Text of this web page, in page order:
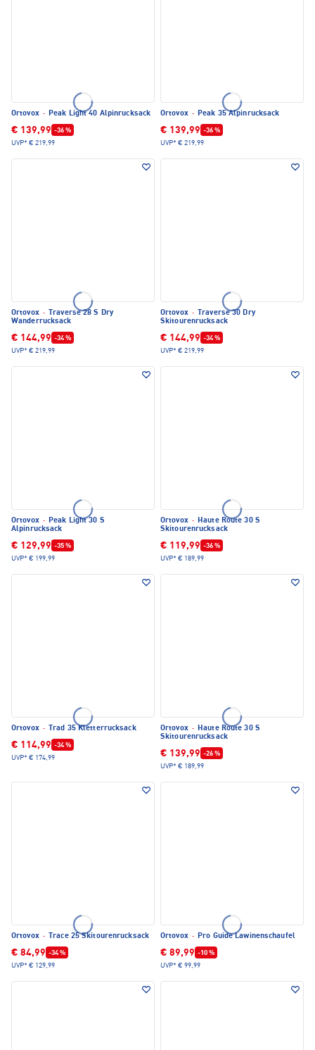
Ortovox · Peak Light 40 Alpinrucksack
€ 139,99 -36 %
UVP* € 219,99
Ortovox · Peak 35 Alpinrucksack
€ 139,99 -36 %
UVP* € 219,99
Ortovox ·
Traverse 28 S Dry
Wanderrucksack
€ 144,99 -34 %
UVP* € 219,99
Ortovox ·
Traverse 30 Dry
Skitourenrucksack
€ 144,99 -34 %
UVP* € 219,99
Ortovox · Peak Light 30 S
Alpinrucksack
€ 129,99 -35 %
UVP* € 199,99
Ortovox · Haute Route 30 S
Skitourenrucksack
€ 119,99 -36 %
UVP* € 189,99
Ortovox · Trad 35 Kletterrucksack
€ 114,99 -34 %
UVP* € 174,99
Ortovox · Haute Route 30 S
Skitourenrucksack
€ 139,99 -26 %
UVP* € 189,99
Ortovox · Trace 25 Skitourenrucksack
€ 84,99 -34 %
UVP* € 129,99
Ortovox · Pro Guide Lawinenschaufel
€ 89,99 -10 %
UVP* € 99,99